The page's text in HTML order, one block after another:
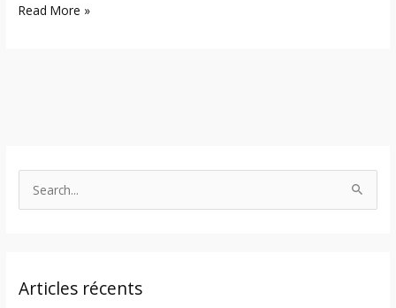
Read More »
c
Articles récents